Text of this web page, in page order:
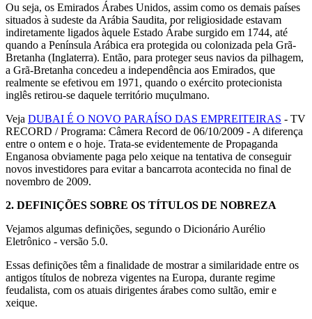
Ou seja, os Emirados Árabes Unidos, assim como os demais países
situados à sudeste da Arábia Saudita, por religiosidade estavam
indiretamente ligados àquele Estado Árabe surgido em 1744, até
quando a Península Arábica era protegida ou colonizada pela Grã-
Bretanha (Inglaterra). Então, para proteger seus navios da pilhagem,
a Grã-Bretanha concedeu a independência aos Emirados, que
realmente se efetivou em 1971, quando o exército protecionista
inglês retirou-se daquele território muçulmano.
Veja DUBAI É O NOVO PARAÍSO DAS EMPREITEIRAS - TV
RECORD / Programa: Câmera Record de 06/10/2009 - A diferença
entre o ontem e o hoje. Trata-se evidentemente de Propaganda
Enganosa obviamente paga pelo xeique na tentativa de conseguir
novos investidores para evitar a bancarrota acontecida no final de
novembro de 2009.
2. DEFINIÇÕES SOBRE OS TÍTULOS DE NOBREZA
Vejamos algumas definições, segundo o Dicionário Aurélio
Eletrônico - versão 5.0.
Essas definições têm a finalidade de mostrar a similaridade entre os
antigos títulos de nobreza vigentes na Europa, durante regime
feudalista, com os atuais dirigentes árabes como sultão, emir e
xeique.